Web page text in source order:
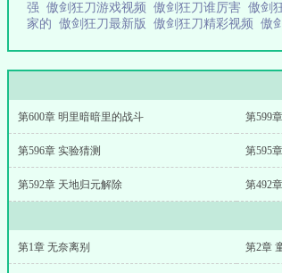
强 傲剑狂刀游戏视频 傲剑狂刀谁厉害 傲剑
家的 傲剑狂刀最新版 傲剑狂刀精彩视频 傲
第600章 明里暗暗里的战斗 第599
第596章 实验猜测 第595
第592章 天地归元解除 第492
第1章 无奈离别 第2章